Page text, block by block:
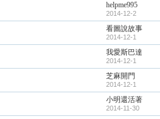
helpme995
2014-12-2
看圖說故事
2014-12-1
我愛斯巴達
2014-12-1
芝麻開門
2014-12-1
小明還活著
2014-11-30